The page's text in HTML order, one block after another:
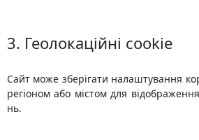
3. Геолокаційні cookie
Сайт може зберігати налаштування
регіоном або містом для
нь.